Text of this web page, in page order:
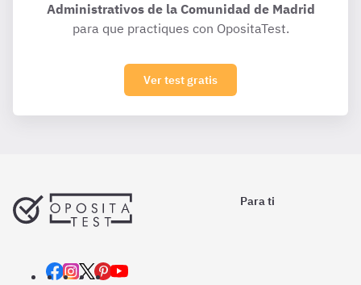
Administrativos de la Comunidad de Madrid
para que practiques con OpositaTest.
Ver test gratis
Para ti